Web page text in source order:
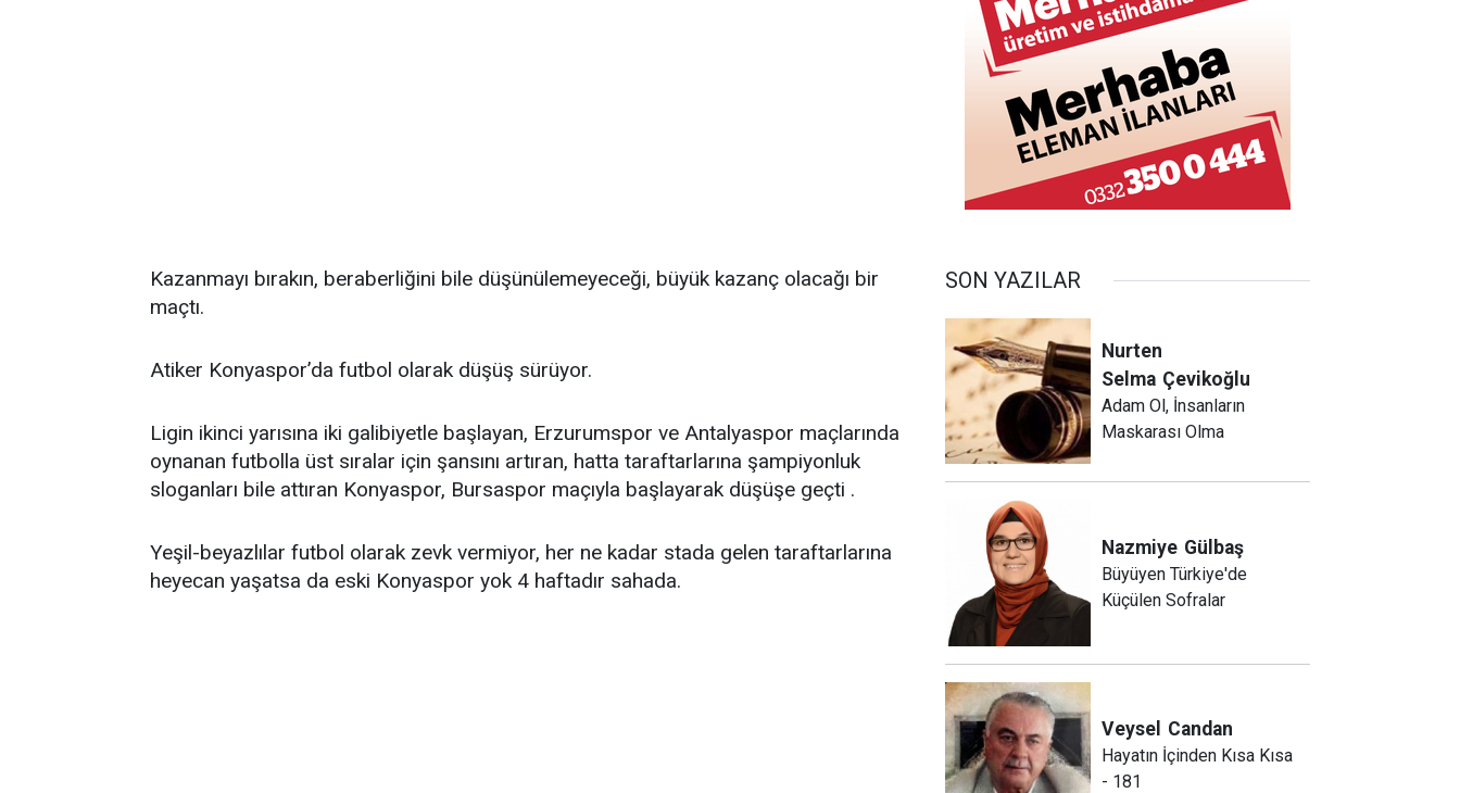
Kazanmayı bırakın, beraberliğini bile düşünülemeyeceği, büyük kazanç olacağı bir
maçtı.
Atiker Konyaspor’da futbol olarak düşüş sürüyor.
Ligin ikinci yarısına iki galibiyetle başlayan, Erzurumspor ve Antalyaspor maçlarında
oynanan futbolla üst sıralar için şansını artıran, hatta taraftarlarına şampiyonluk
sloganları bile attıran Konyaspor, Bursaspor maçıyla başlayarak düşüşe geçti .
Yeşil-beyazlılar futbol olarak zevk vermiyor, her ne kadar stada gelen taraftarlarına
heyecan yaşatsa da eski Konyaspor yok 4 haftadır sahada.
SON YAZILAR
Nurten
Selma Çevikoğlu
Adam Ol, İnsanların
Maskarası Olma
Nazmiye Gülbaş
Büyüyen Türkiye'de
Küçülen Sofralar
Veysel Candan
Hayatın İçinden Kısa Kısa
- 181